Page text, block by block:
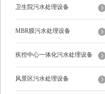
卫生院污水处理设备
MBR膜污水处理设备
疾控中心一体化污水处理设备
风景区污水处理设备